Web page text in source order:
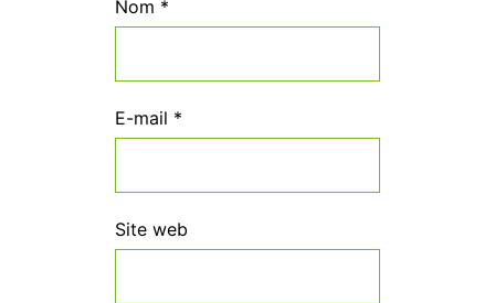
Nom *
E-mail *
Site web